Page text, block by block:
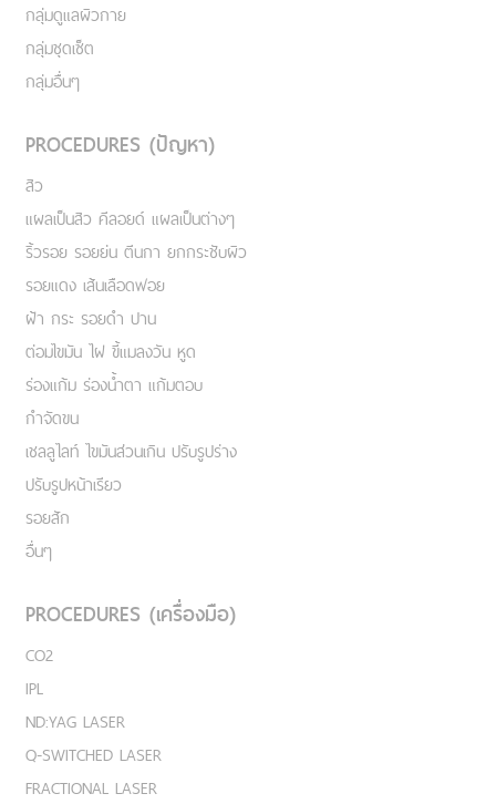
กลุ่มดูแลผิวกาย
กลุ่มชุดเซ็ต
กลุ่มอื่นๆ
PROCEDURES (ปัญหา)
สิว
แผลเป็นสิว คีลอยด์ แผลเป็นต่างๆ
ริ้วรอย รอยย่น ตีนกา ยกกระชับผิว
รอยแดง เส้นเลือดฟอย
ฝ้า กระ รอยดำ ปาน
ต่อมไขมัน ไฝ ขี้แมลงวัน หูด
ร่องแก้ม ร่องน้ำตา แก้มตอบ
กำจัดขน
เชลลูไลท์ ไขมันส่วนเกิน ปรับรูปร่าง
ปรับรูปหน้าเรียว
รอยสัก
อื่นๆ
PROCEDURES (เครื่องมือ)
CO2
IPL
ND:YAG LASER
Q-SWITCHED LASER
FRACTIONAL LASER